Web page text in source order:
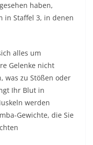
haben,
in Staffel 3, in denen
alles um
Gelenke nicht
was zu Stößen oder
Ihr Blut in
werden
Gewichte, die Sie